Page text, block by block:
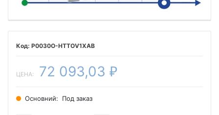
P0030O-HTTOV1XAB
ЦЕНА: 72 093,03 ₽
Основний: Под заказ